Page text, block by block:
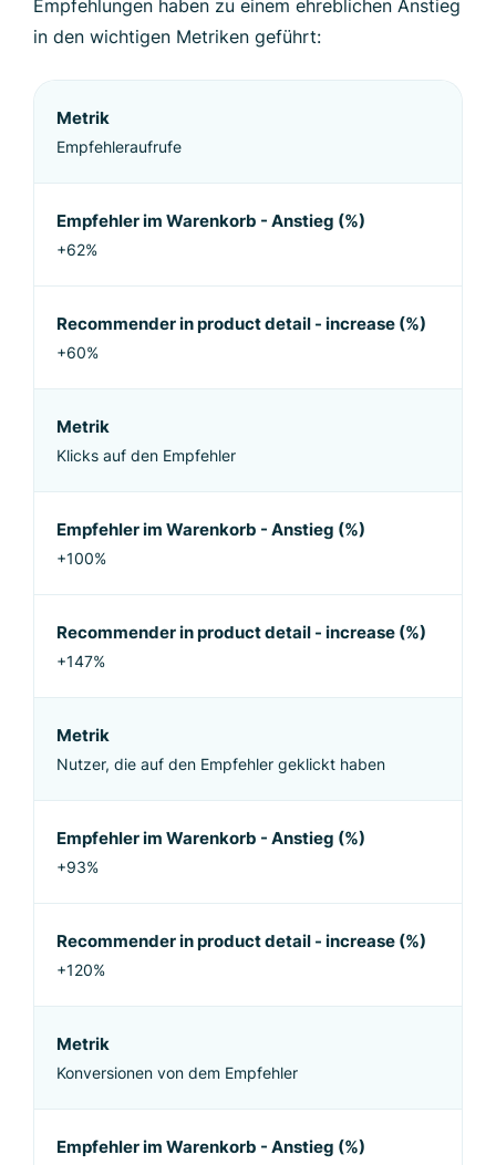
Empfehlungen haben zu einem ehreblichen Anstieg
in den wichtigen Metriken geführt:
Metrik
Empfehleraufrufe
Empfehler im Warenkorb - Anstieg (%)
+62%
Recommender in product detail - increase (%)
+60%
Metrik
Klicks auf den Empfehler
Empfehler im Warenkorb - Anstieg (%)
+100%
Recommender in product detail - increase (%)
+147%
Metrik
Nutzer, die auf den Empfehler geklickt haben
Empfehler im Warenkorb - Anstieg (%)
+93%
Recommender in product detail - increase (%)
+120%
Metrik
Konversionen von dem Empfehler
Empfehler im Warenkorb - Anstieg (%)